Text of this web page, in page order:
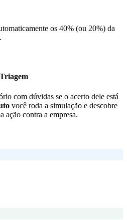
os 40% (ou 20%) da
com dúvidas se o acerto dele está
você roda a simulação e descobre
ação contra a empresa.